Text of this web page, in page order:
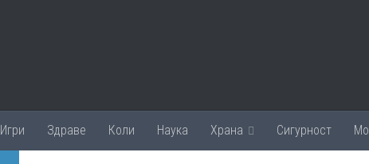
Игри Здраве Коли Наука Храна Сигурност